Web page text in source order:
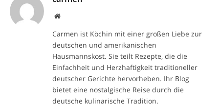
Website
Carmen ist Köchin mit einer großen Liebe zur
deutschen und amerikanischen
Hausmannskost. Sie teilt Rezepte, die die
Einfachheit und Herzhaftigkeit traditioneller
deutscher Gerichte hervorheben. Ihr Blog
bietet eine nostalgische Reise durch die
deutsche kulinarische Tradition.